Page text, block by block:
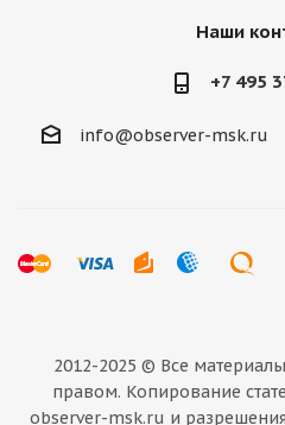
Наши
+7 495
info@observer-msk.ru
2012-2025 © Все материалы
правом. Копирование
observer-msk.ru и